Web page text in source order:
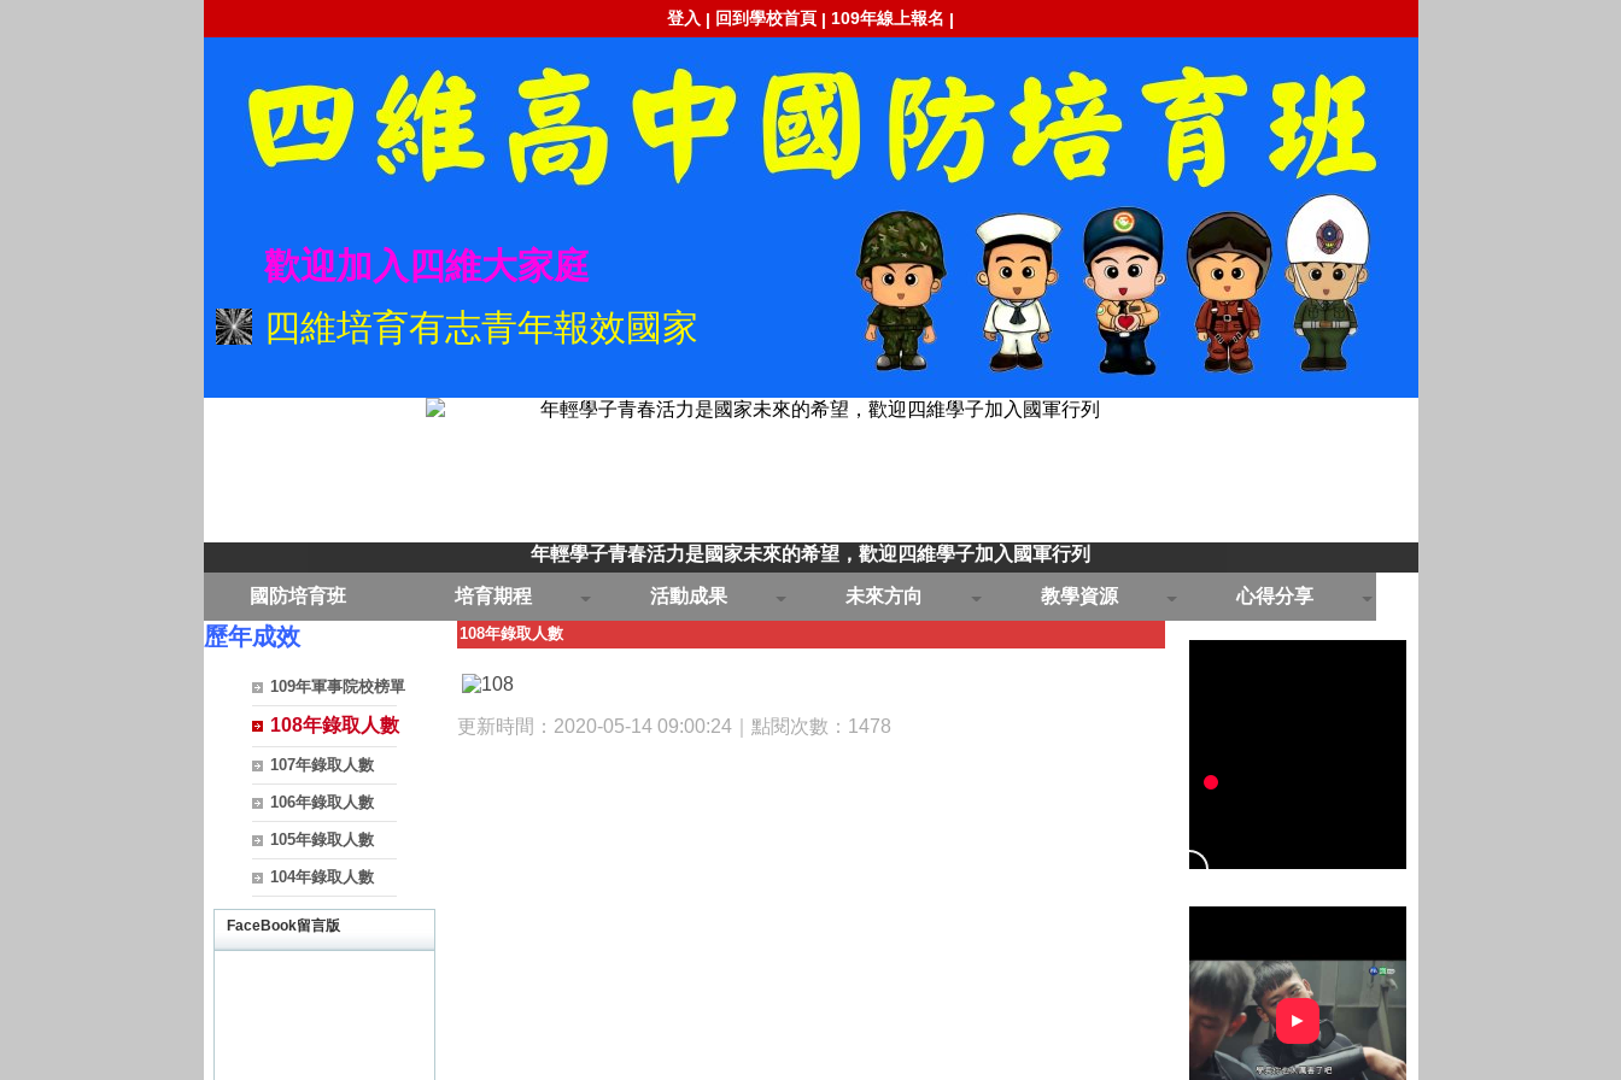
登入 | 回到學校首頁 | 109年線上報名 |
歡迎加入四維大家庭
四維培育有志青年報效國家
年輕學子青春活力是國家未來的希望，歡迎四維學子加入國軍行列
國防培育班 培育期程 活動成果 未來方向 教學資源 心得分享
歷年成效
109年軍事院校榜單
108年錄取人數
107年錄取人數
106年錄取人數
105年錄取人數
104年錄取人數
FaceBook留言版
108年錄取人數
更新時間：2020-05-14 09:00:24｜點閱次數：1478
►